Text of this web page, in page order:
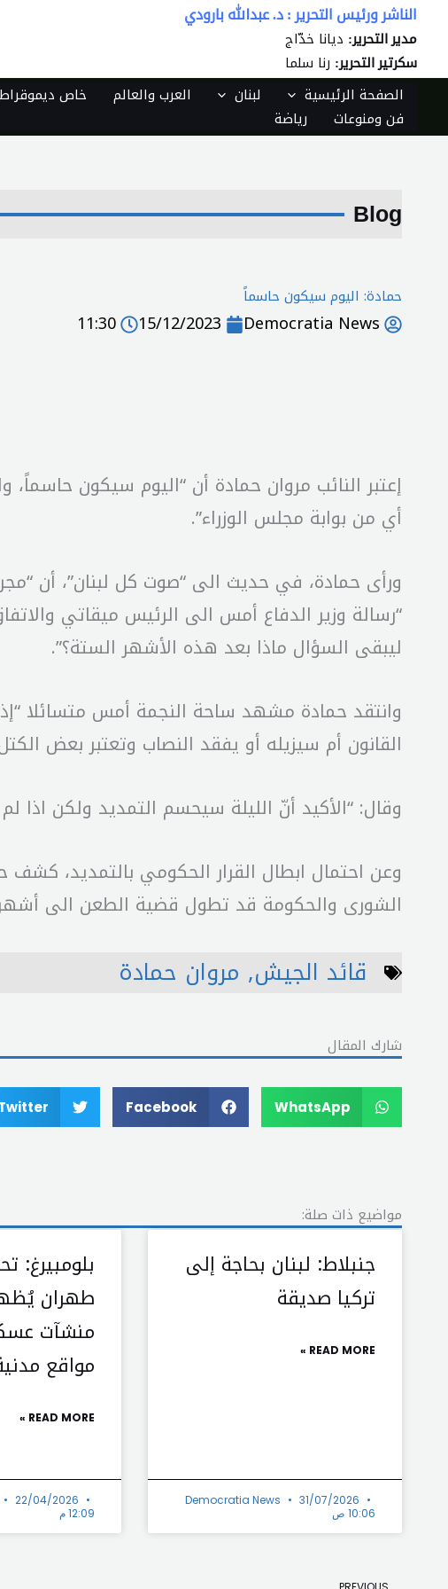
تخطي
المحتوى
الناشر ورئيس التحرير : د. عبدالله بارودي
مدير التحرير: ديانا خدّاج
سكرتير التحرير: رنا سلما
الصفحة الرئيسية لبنان العرب والعالم خاص
فن ومنوعات
رياضة
Blog
حمادة: اليوم سيكون حاسماً
Democratia News
15/12/2023
11:30
إعتبر النائب مروان حمادة أن “اليوم سيكون حاسماً،
أي من بوابة مجلس الوزراء”.
ورأى حمادة، في حديث الى “صوت كل لبنان”، أن
“رسالة وزير الدفاع أمس الى الرئيس ميقاتي
ليبقى السؤال ماذا بعد هذه الأشهر الستة؟”.
وانتقد حمادة مشهد ساحة النجمة أمس متسائلا
القانون أم سيزيله أو يفقد النصاب وتعتبر بعض
وقال: “الأكيد أنّ الليلة سيحسم التمديد ولكن اذا
وعن احتمال ابطال القرار الحكومي بالتمديد،
الشورى والحكومة قد تطول قضية الطعن الى
قائد الجيش, مروان حمادة
شارك المقال
WhatsApp
Facebook
مواضيع ذات صلة:
جنبلاط: لبنان بحاجة إلى
تركيا صديقة
READ MORE »
Democratia News
31/07/2026
10:06 ص
بلومبيرغ:
طهران
منشآت
مواقع
READ MORE »
22/04/2026
12:09 م